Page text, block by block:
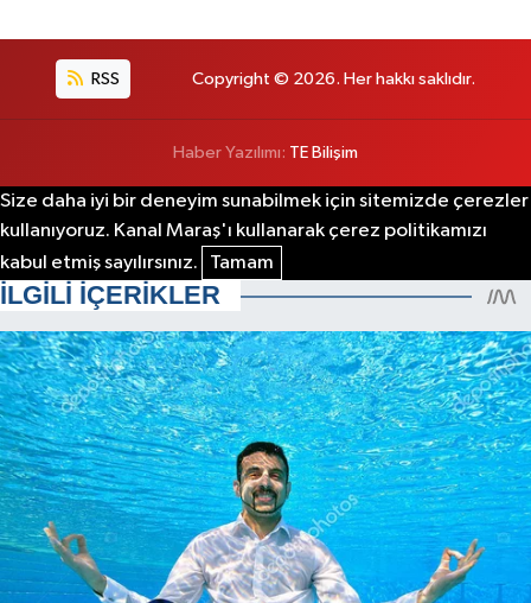
RSS Copyright © 2026. Her hakkı saklıdır.
Haber Yazılımı: TE Bilişim
Size daha iyi bir deneyim sunabilmek için sitemizde çerezler
kullanıyoruz. Kanal Maraş'ı kullanarak çerez politikamızı
kabul etmiş sayılırsınız.
Tamam